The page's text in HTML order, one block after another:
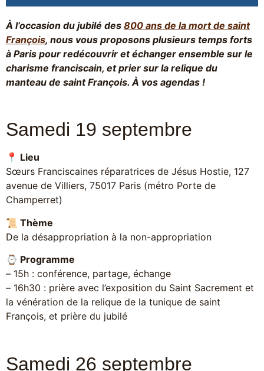
À l’occasion du jubilé des 800 ans de la mort de saint
François, nous vous proposons plusieurs temps forts
à Paris pour redécouvrir et échanger ensemble sur le
charisme franciscain, et prier sur la relique du
manteau de saint François. À vos agendas !
Samedi 19 septembre
📍 Lieu
Sœurs Franciscaines réparatrices de Jésus Hostie, 127
avenue de Villiers, 75017 Paris (métro Porte de
Champerret)
📜 Thème
De la désappropriation à la non-appropriation
⌚️ Programme
– 15h : conférence, partage, échange
– 16h30 : prière avec l’exposition du Saint Sacrement et
la vénération de la relique de la tunique de saint
François, et prière du jubilé
Samedi 26 septembre